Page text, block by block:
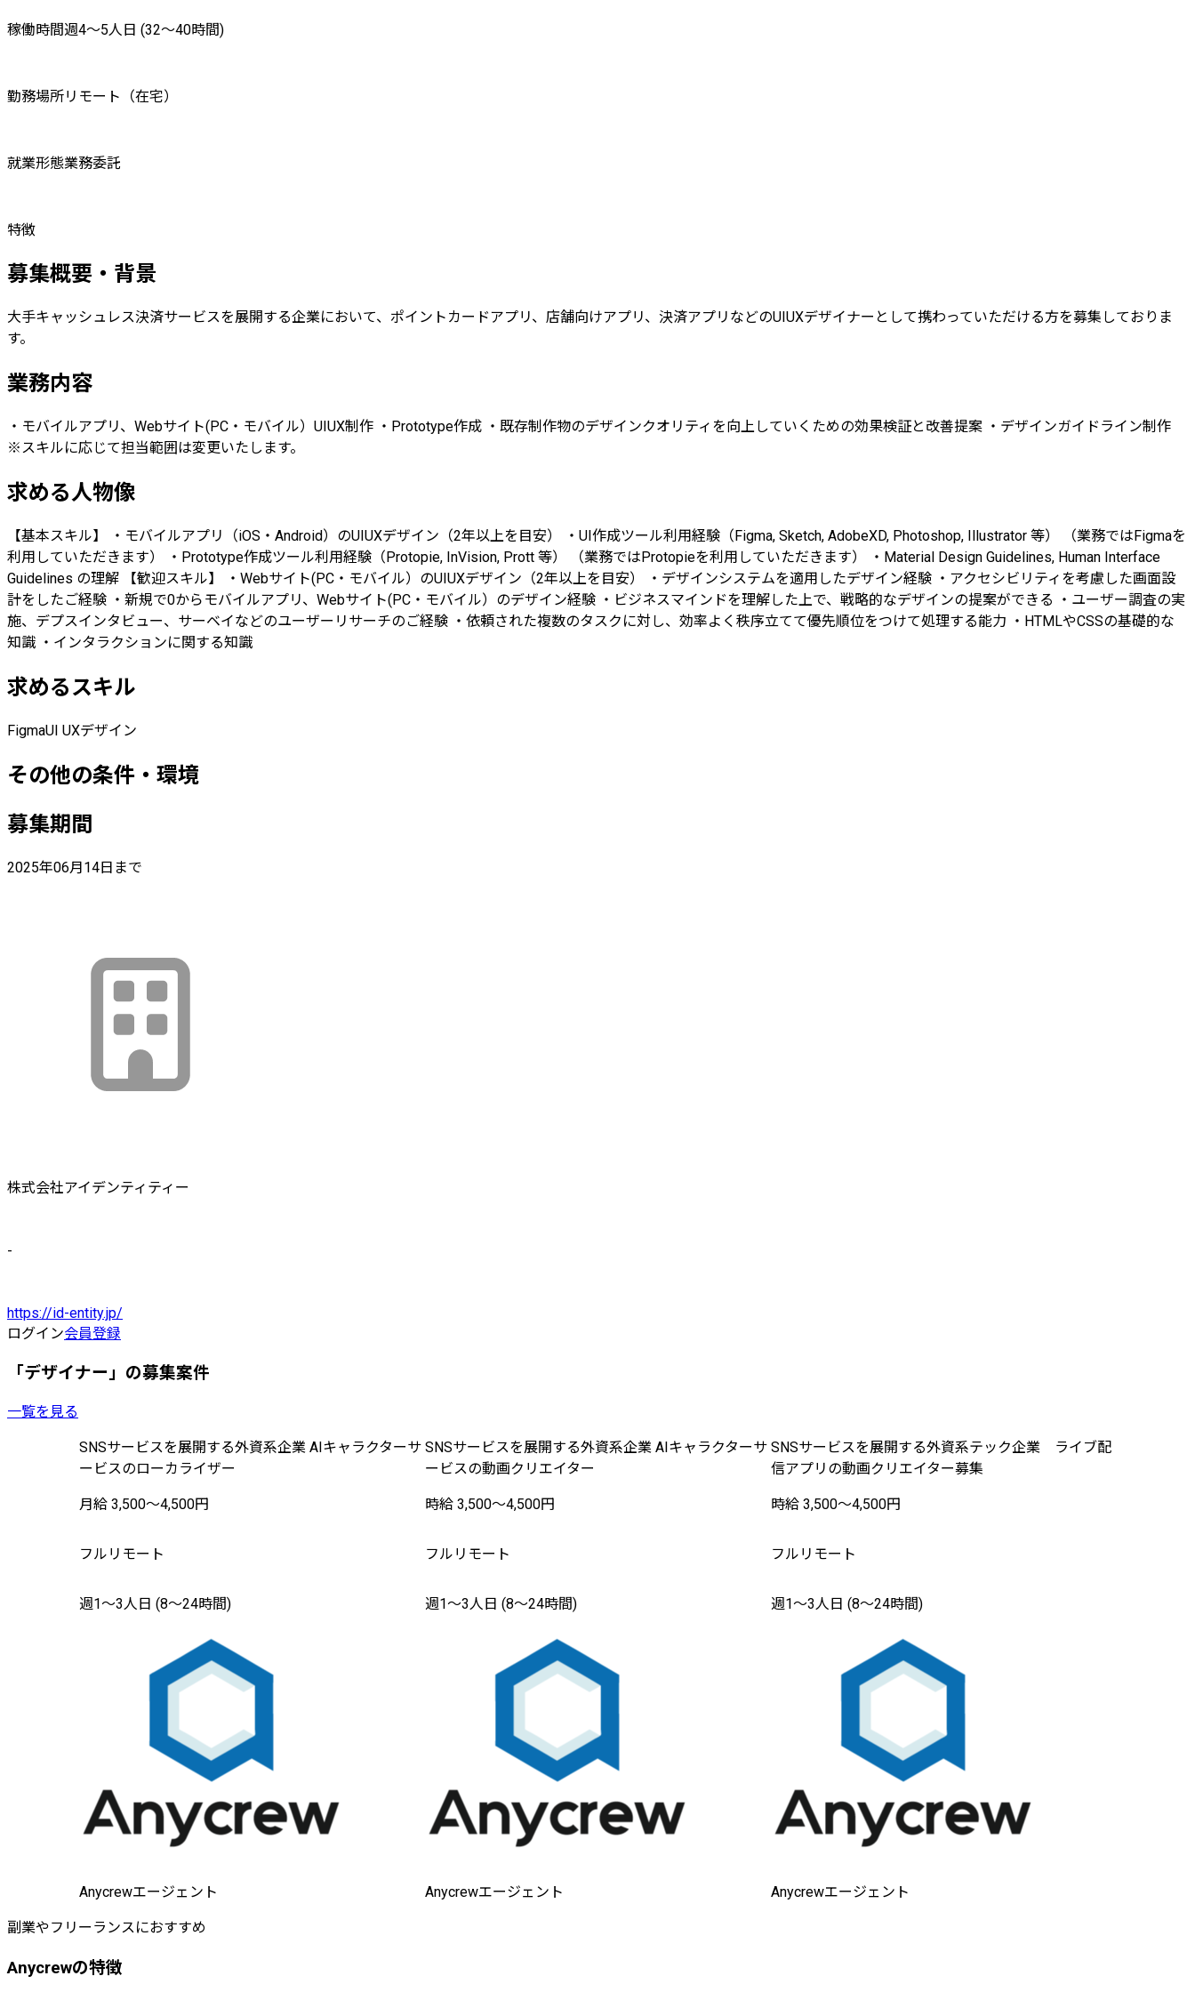
稼働時間週4〜5人日 (32〜40時間)
勤務場所リモート（在宅）
就業形態業務委託
特徴
募集概要・背景
大手キャッシュレス決済サービスを展開する企業において、ポイントカードアプリ、店舗向けアプリ、決済アプリなどのUIUXデザイナーとして携わっていただける方を募集しておりま
す。
業務内容
・モバイルアプリ、Webサイト(PC・モバイル）UIUX制作 ・Prototype作成 ・既存制作物のデザインクオリティを向上していくための効果検証と改善提案 ・デザインガイドライン制作
※スキルに応じて担当範囲は変更いたします。
求める人物像
【基本スキル】 ・モバイルアプリ（iOS・Android）のUIUXデザイン（2年以上を目安） ・UI作成ツール利用経験（Figma, Sketch, AdobeXD, Photoshop, Illustrator 等） （業務ではFigmaを
利用していただきます） ・Prototype作成ツール利用経験（Protopie, InVision, Prott 等） （業務ではProtopieを利用していただきます） ・Material Design Guidelines, Human Interface
Guidelines の理解 【歓迎スキル】 ・Webサイト(PC・モバイル）のUIUXデザイン（2年以上を目安） ・デザインシステムを適用したデザイン経験 ・アクセシビリティを考慮した画面設
計をしたご経験 ・新規で0からモバイルアプリ、Webサイト(PC・モバイル）のデザイン経験 ・ビジネスマインドを理解した上で、戦略的なデザインの提案ができる ・ユーザー調査の実
施、デプスインタビュー、サーベイなどのユーザーリサーチのご経験 ・依頼された複数のタスクに対し、効率よく秩序立てて優先順位をつけて処理する能力 ・HTMLやCSSの基礎的な
知識 ・インタラクションに関する知識
求めるスキル
FigmaUI UXデザイン
その他の条件・環境
募集期間
2025年06月14日まで
株式会社アイデンティティー
-
https://id-entity.jp/
ログイン会員登録
「デザイナー」の募集案件
一覧を見る
SNSサービスを展開する外資系企業 AIキャラクターサ
ービスのローカライザー
月給 3,500〜4,500円
フルリモート
週1〜3人日 (8〜24時間)
Anycrewエージェント
SNSサービスを展開する外資系企業 AIキャラクターサ
ービスの動画クリエイター
時給 3,500〜4,500円
フルリモート
週1〜3人日 (8〜24時間)
Anycrewエージェント
SNSサービスを展開する外資系テック企業 ライブ配
信アプリの動画クリエイター募集
時給 3,500〜4,500円
フルリモート
週1〜3人日 (8〜24時間)
Anycrewエージェント
副業やフリーランスにおすすめ
Anycrewの特徴